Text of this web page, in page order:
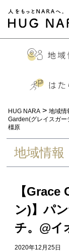
HUG NARA > 地域情
Garden(グレイスガー
橿原
地域情報
【
ン)】パ
チ。@イ
2020年12月25日